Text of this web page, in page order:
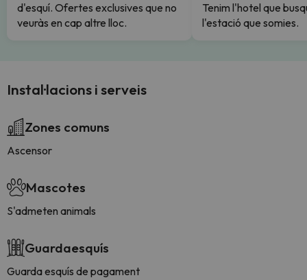
d'esquí. Ofertes exclusives que no
veuràs en cap altre lloc.
Tenim l'hotel que
l'estació que somies.
Instal·lacions i serveis
Zones comuns
Ascensor
Mascotes
S'admeten animals
Guardaesquís
Guarda esquís de pagament